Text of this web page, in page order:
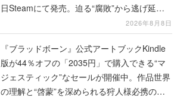
日Steamにて発売。迫る“腐敗”から逃げ延
2026年8月8日
『ブラッドボーン』公式アートブックKindle
版が44％オフの「2035円」で購入できる“マ
ジェスティック”なセールが開催中。作品世界
の理解と“啓蒙”を深められる狩人様必携の一